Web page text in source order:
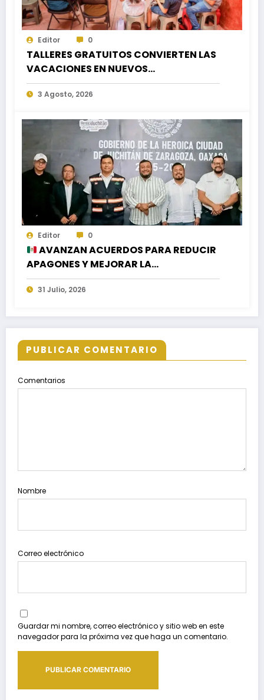
Editor 0
TALLERES GRATUITOS CONVIERTEN LAS
VACACIONES EN NUEVOS
APRENDIZAJES PARA LA NIÑEZ
3 Agosto, 2026
Editor 0
AVANZAN ACUERDOS PARA REDUCIR
APAGONES Y MEJORAR LA
DISTRIBUCIÓN DEL AGUA EN LA CIUDAD
31 Julio, 2026
PUBLICAR COMENTARIO
Comentarios
Nombre
Correo electrónico
Guardar mi nombre, correo electrónico y sitio web en este
navegador para la próxima vez que haga un comentario.